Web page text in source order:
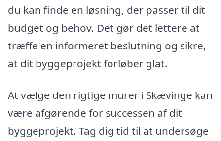
du kan finde en løsning, der passer til dit
budget og behov. Det gør det lettere at
træffe en informeret beslutning og sikre,
at dit byggeprojekt forløber glat.
At vælge den rigtige murer i Skævinge kan
være afgørende for successen af dit
byggeprojekt. Tag dig tid til at undersøge